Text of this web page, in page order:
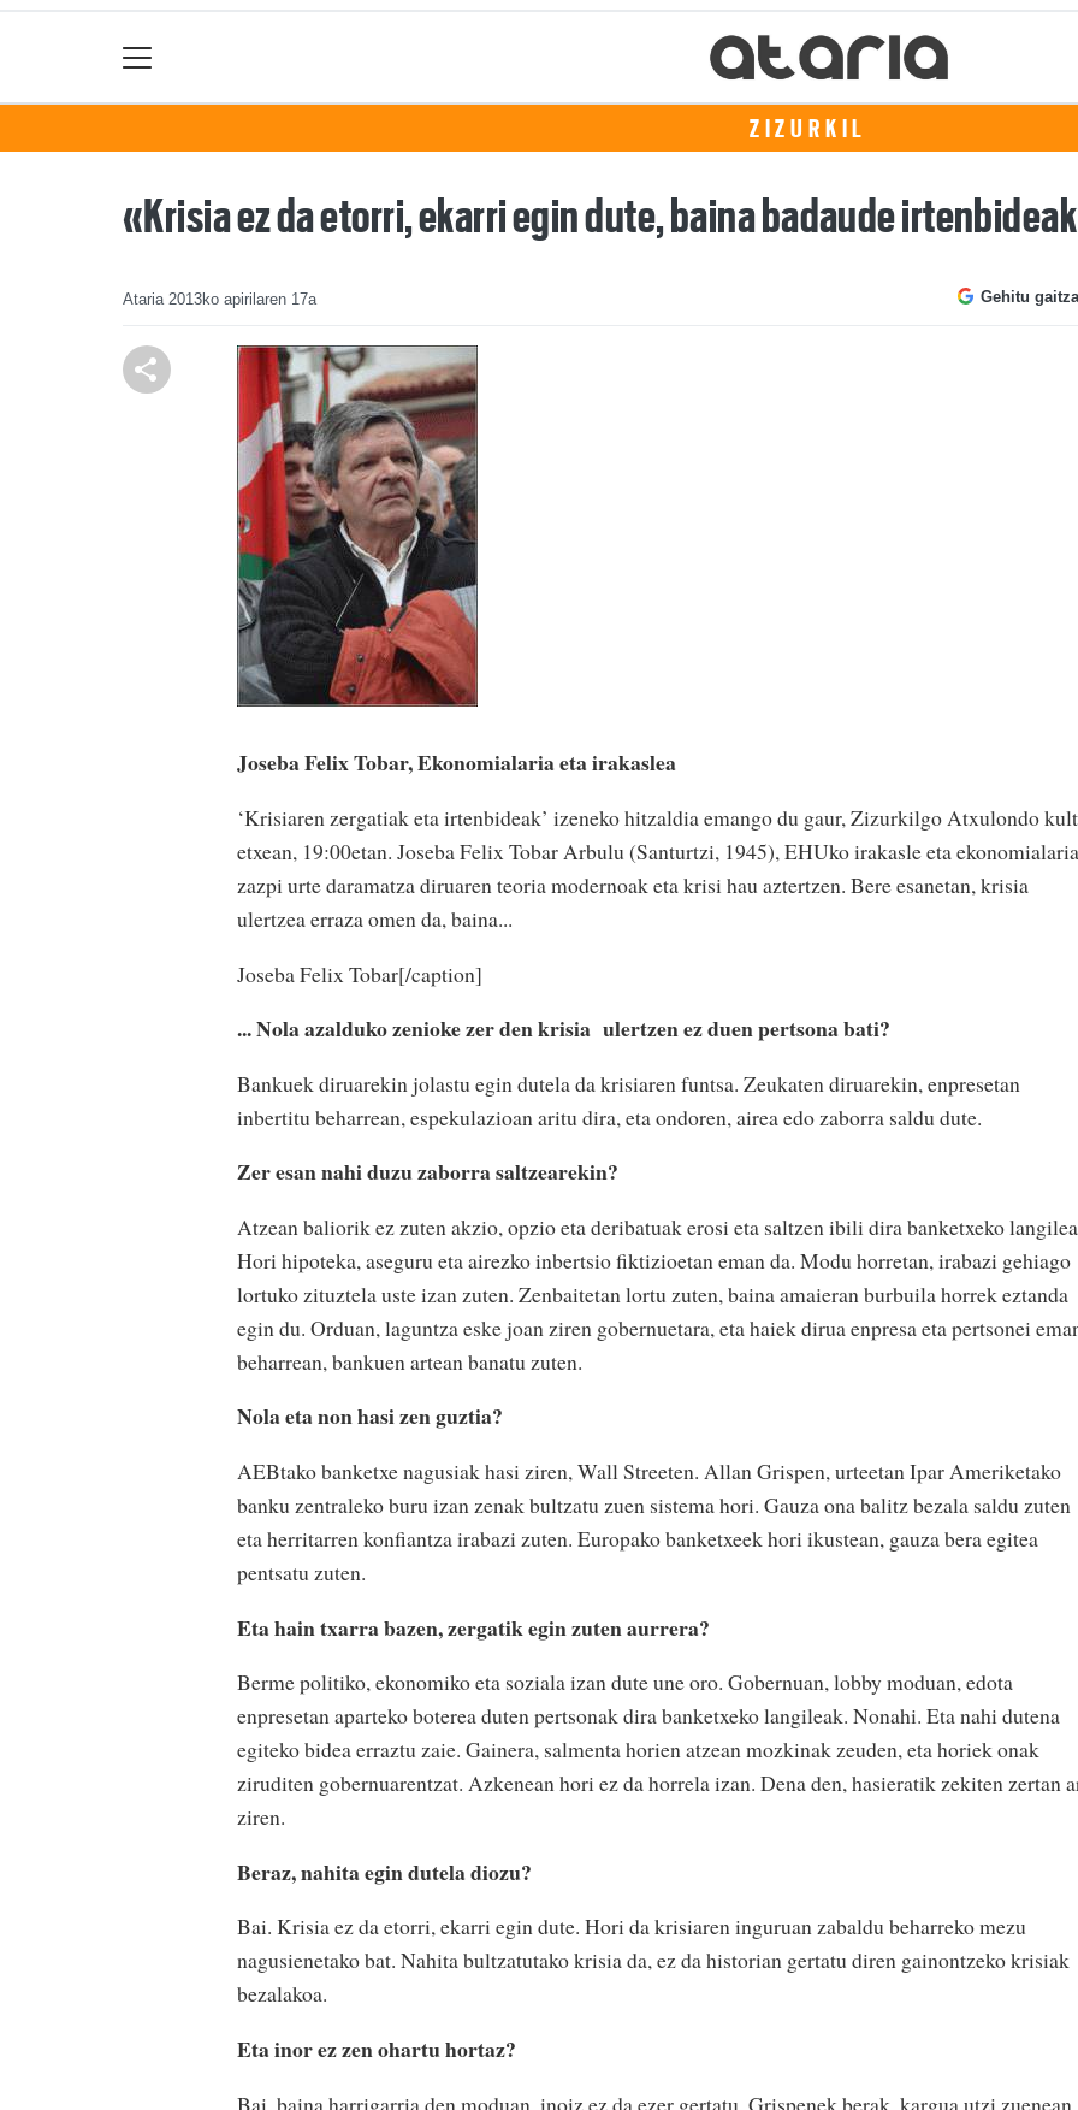
ZIZURKIL
«Krisia ez da etorri, ekarri egin dute, baina badaude
Ataria 2013ko apirilaren 17a Gehitu
Joseba Felix Tobar, Ekonomialaria eta irakaslea
‘Krisiaren zergatiak eta irtenbideak’ izeneko hitzaldia emango du gaur, Zizurkilgo Atxulondo
etxean, 19:00etan. Joseba Felix Tobar Arbulu (Santurtzi, 1945), EHUko irakasle eta
zazpi urte daramatza diruaren teoria modernoak eta krisi hau aztertzen. Bere esanetan, krisia
ulertzea erraza omen da, baina...
Joseba Felix Tobar[/caption]
... Nola azalduko zenioke zer den krisia ulertzen ez duen pertsona bati?
Bankuek diruarekin jolastu egin dutela da krisiaren funtsa. Zeukaten diruarekin, enpresetan
inbertitu beharrean, espekulazioan aritu dira, eta ondoren, airea edo zaborra saldu dute.
Zer esan nahi duzu zaborra saltzearekin?
Atzean baliorik ez zuten akzio, opzio eta deribatuak erosi eta saltzen ibili dira banketxeko
Hori hipoteka, aseguru eta airezko inbertsio fiktizioetan eman da. Modu horretan, irabazi gehiago
lortuko zituztela uste izan zuten. Zenbaitetan lortu zuten, baina amaieran burbuila horrek eztanda
egin du. Orduan, laguntza eske joan ziren gobernuetara, eta haiek dirua enpresa eta pertsonei
beharrean, bankuen artean banatu zuten.
Nola eta non hasi zen guztia?
AEBtako banketxe nagusiak hasi ziren, Wall Streeten. Allan Grispen, urteetan Ipar Ameriketako
banku zentraleko buru izan zenak bultzatu zuen sistema hori. Gauza ona balitz bezala saldu zuten
eta herritarren konfiantza irabazi zuten. Europako banketxeek hori ikustean, gauza bera egitea
pentsatu zuten.
Eta hain txarra bazen, zergatik egin zuten aurrera?
Berme politiko, ekonomiko eta soziala izan dute une oro. Gobernuan, lobby moduan, edota
enpresetan aparteko boterea duten pertsonak dira banketxeko langileak. Nonahi. Eta nahi dutena
egiteko bidea erraztu zaie. Gainera, salmenta horien atzean mozkinak zeuden, eta horiek onak
ziruditen gobernuarentzat. Azkenean hori ez da horrela izan. Dena den, hasieratik zekiten zertan
ziren.
Beraz, nahita egin dutela diozu?
Bai. Krisia ez da etorri, ekarri egin dute. Hori da krisiaren inguruan zabaldu beharreko mezu
nagusienetako bat. Nahita bultzatutako krisia da, ez da historian gertatu diren gainontzeko krisiak
bezalakoa.
Eta inor ez zen ohartu hortaz?
Bai, baina harrigarria den moduan, inoiz ez da ezer gertatu. Grispenek berak, kargua utzi zuenean